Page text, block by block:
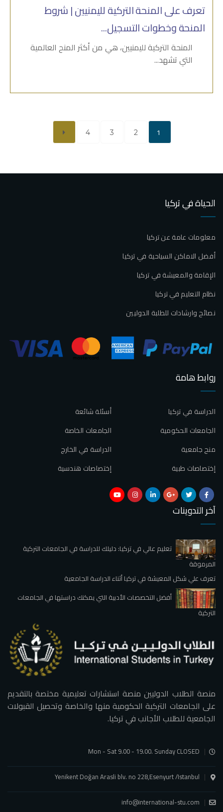
تعرف على المنحة التركية لليمنيين | شروط
المنحة وخطوات التسجيل...
المنحة التركية لليمنيين، هي من أكثر المنح العالمية
التي تشهد...
1
2
3
4
الحياة في تركيا
معلومات عامة عن تركيا
أفضل الاماكن السياحية في تركيا
الإقامة والمعيشة في تركيا
نظام التعليم في تركيا
نصائح وارشادات للطلبة الدوليين
روابط هامة
أسئلة شائعة
الدراسة في تركيا
الجامعات الخاصة
الجامعات الحكومية
الدراسة في الخارج
منح جامعية
إختصاصات هندسية
إختصاصات طبية
آخر التدوينات
تعليم عالي في تركيا: دليلك للدراسة في الجامعات التركية
المرموقة
تعرف علي شكل المعيشة في تركيا أثناء الدراسة الجامعية
أفضل التخصصات الأدبية التي يمكنك دراستها في الجامعات
التركية
منصة الطلاب الدوليين منصة استشارات تعليمية مختصة بالتقديم
على الجامعات التركية الحكومية منها والخاصة وتحصيل القبولات
الجامعية للطلاب الأجانب في تركيا.
Mon - Sat 9.00 - 19.00. Sunday CLOSED
Yenikent Doğan Arasli blv. no 228,Esenyurt /Istanbul
info@international-stu.com